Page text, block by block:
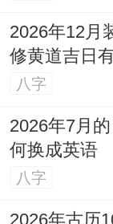
2026年12月
修黄道吉日
八字
2026年7月
何换成英语
八字
2026年古历